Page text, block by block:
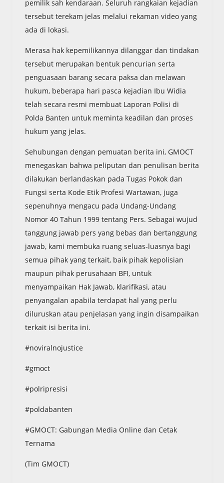
pemilik sah kendaraan. Seluruh rangkaian kejadian
tersebut terekam jelas melalui rekaman video yang
ada di lokasi.
Merasa hak kepemilikannya dilanggar dan tindakan
tersebut merupakan bentuk pencurian serta
penguasaan barang secara paksa dan melawan
hukum, beberapa hari pasca kejadian Ibu Widia
telah secara resmi membuat Laporan Polisi di
Polda Banten untuk meminta keadilan dan proses
hukum yang jelas.
Sehubungan dengan pemuatan berita ini, GMOCT
menegaskan bahwa peliputan dan penulisan berita
dilakukan berlandaskan pada Tugas Pokok dan
Fungsi serta Kode Etik Profesi Wartawan, juga
sepenuhnya mengacu pada Undang-Undang
Nomor 40 Tahun 1999 tentang Pers. Sebagai wujud
tanggung jawab pers yang bebas dan bertanggung
jawab, kami membuka ruang seluas-luasnya bagi
semua pihak yang terkait, baik pihak kepolisian
maupun pihak perusahaan BFI, untuk
menyampaikan Hak Jawab, klarifikasi, atau
penyangalan apabila terdapat hal yang perlu
diluruskan atau penjelasan yang ingin disampaikan
terkait isi berita ini.
#noviralnojustice
#gmoct
#polripresisi
#poldabanten
#GMOCT: Gabungan Media Online dan Cetak
Ternama
(Tim GMOCT)